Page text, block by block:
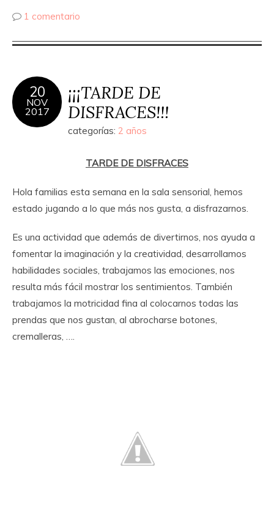
1 comentario
20
NOV
2017
¡¡¡TARDE DE
DISFRACES!!!
categorías: 2 años
TARDE DE DISFRACES
Hola familias esta semana en la sala sensorial, hemos
estado jugando a lo que más nos gusta, a disfrazarnos.
Es una actividad que además de divertirnos, nos ayuda a
fomentar la imaginación y la creatividad, desarrollamos
habilidades sociales, trabajamos las emociones, nos
resulta más fácil mostrar los sentimientos. También
trabajamos la motricidad fina al colocarnos todas las
prendas que nos gustan, al abrocharse botones,
cremalleras, ….